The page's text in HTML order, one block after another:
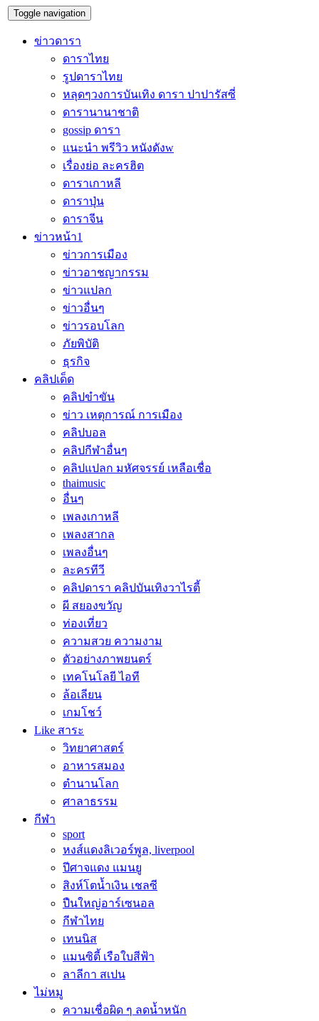
Toggle navigation
ข่าวดารา
ดาราไทย
รูปดาราไทย
หลุดๆวงการบันเทิง ดารา ปาปารัสซี่
ดารานานาชาติ
gossip ดารา
แนะนำ พรีวิว หนังดังw
เรื่องย่อ ละครฮิต
ดาราเกาหลี
ดาราปุ่น
ดาราจีน
ข่าวหน้า1
ข่าวการเมือง
ข่าวอาชญากรรม
ข่าวแปลก
ข่าวอื่นๆ
ข่าวรอบโลก
ภัยพิบัติ
ธุรกิจ
คลิปเด็ด
คลิปขำขัน
ข่าว เหตุการณ์ การเมือง
คลิปบอล
คลิปกีฬาอื่นๆ
คลิปแปลก มหัศจรรย์ เหลือเชื่อ
thaimusic
อื่นๆ
เพลงเกาหลี
เพลงสากล
เพลงอื่นๆ
ละครทีวี
คลิปดารา คลิปบันเทิงวาไรตี้
ผี สยองขวัญ
ท่องเที่ยว
ความสวย ความงาม
ตัวอย่างภาพยนตร์
เทคโนโลยี ไอที
ล้อเลียน
เกมโชว์
Like สาระ
วิทยาศาสตร์
อาหารสมอง
ตำนานโลก
ศาลาธรรม
กีฬา
sport
หงส์แดงลิเวอร์พูล, liverpool
ปีศาจแดง แมนยู
สิงห์โตน้ำเงิน เชลซี
ปืนใหญ่อาร์เซนอล
กีฬาไทย
เทนนิส
แมนซิตี้ เรือใบสีฟ้า
ลาลีกา สเปน
ไม่หมู
ความเชื่อผิด ๆ ลดน้ำหนัก